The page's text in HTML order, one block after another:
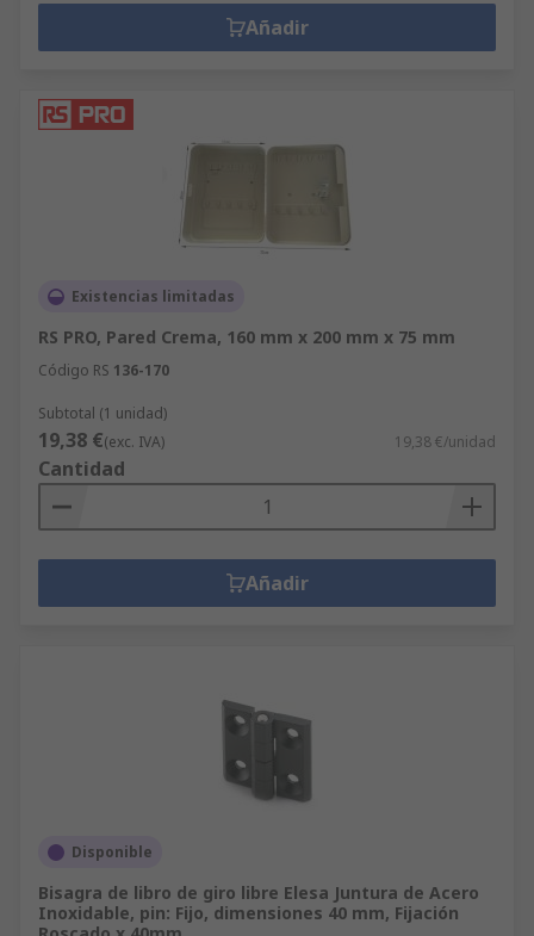
Añadir
Existencias limitadas
RS PRO, Pared Crema, 160 mm x 200 mm x 75 mm
Código RS 136-170
Subtotal (1 unidad)
19,38 €(exc. IVA) 19,38 €/unidad
Cantidad
Añadir
Disponible
Bisagra de libro de giro libre Elesa Juntura de Acero
Inoxidable, pin: Fijo, dimensiones 40 mm, Fijación